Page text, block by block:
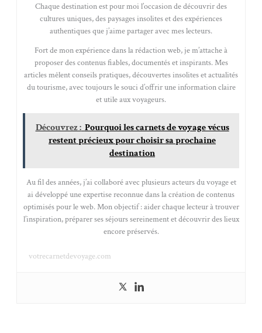
Chaque destination est pour moi l’occasion de découvrir des
cultures uniques, des paysages insolites et des expériences
authentiques que j’aime partager avec mes lecteurs.
Fort de mon expérience dans la rédaction web, je m’attache à
proposer des contenus fiables, documentés et inspirants. Mes
articles mêlent conseils pratiques, découvertes insolites et actualités
du tourisme, avec toujours le souci d’offrir une information claire
et utile aux voyageurs.
Découvrez : Pourquoi les carnets de voyage vécus
restent précieux pour choisir sa prochaine
destination
Au fil des années, j’ai collaboré avec plusieurs acteurs du voyage et
ai développé une expertise reconnue dans la création de contenus
optimisés pour le web. Mon objectif : aider chaque lecteur à trouver
l’inspiration, préparer ses séjours sereinement et découvrir des lieux
encore préservés.
votrecarnetdevoyage.com